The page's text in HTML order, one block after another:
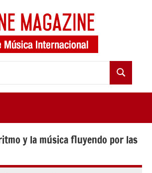
Buscar
y la música fluyendo por las